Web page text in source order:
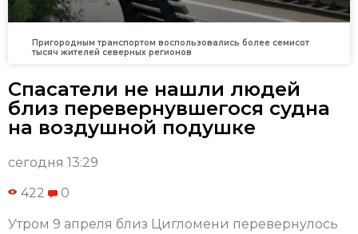
Пригородным транспортом воспользовались более семисот
тысяч жителей северных регионов
Спасатели не нашли людей
близ перевернувшегося судна
на воздушной подушке
сегодня 13:29
422 0
Утром 9 апреля близ Цигломени перевернулось